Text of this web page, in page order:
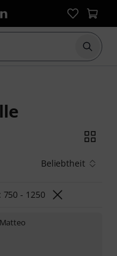
Suche
Beliebtheit
- 1250